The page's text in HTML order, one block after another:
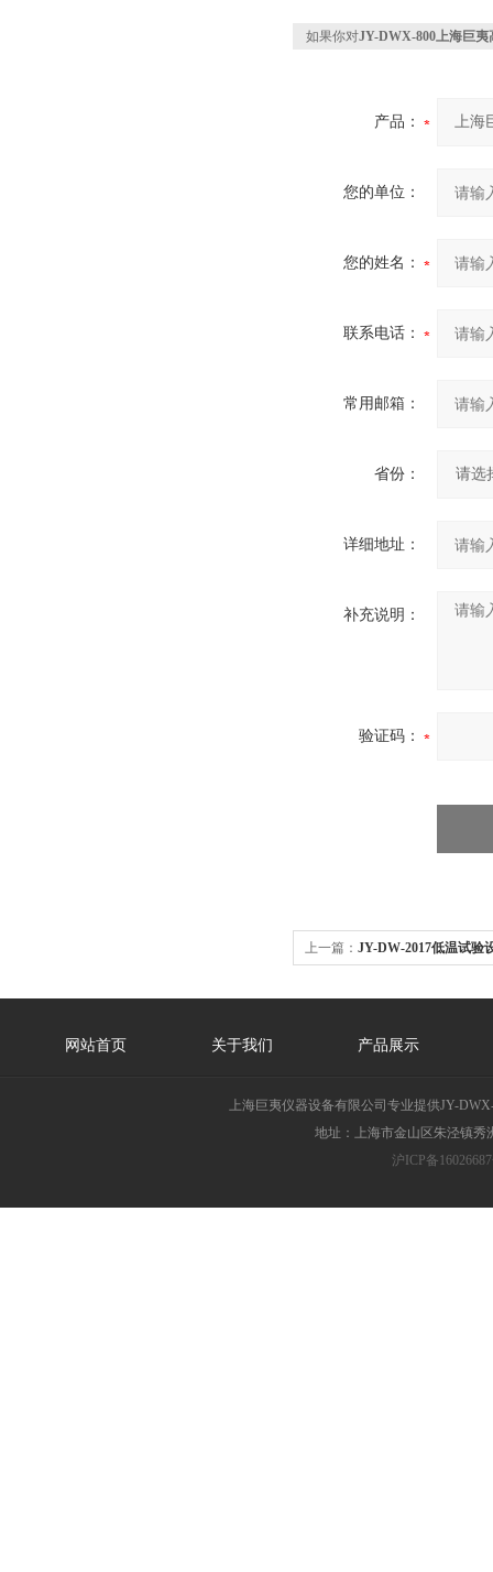
如果你对JY-DWX-800上海巨夷
产品：
您的单位：
您的姓名：
联系电话：
常用邮箱：
省份：
详细地址：
补充说明：
验证码：
上一篇： JY-DW-2017低温试验
网站首页 关于我们 产品展示
上海巨夷仪器设备有限公司专业提供JY-
地址：上海市金山区朱泾镇秀
沪ICP备